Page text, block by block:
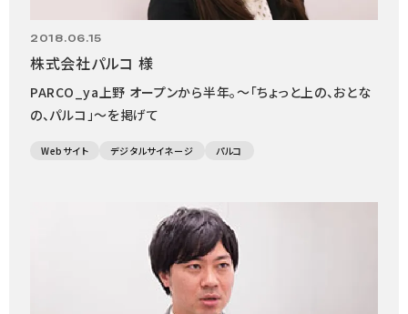
2018.06.15
株式会社パルコ 様
PARCO_ya上野 オープンから半年。～「ちょっと上の、おとな
の、パルコ」～を掲げて
Webサイト デジタルサイネージ パルコ